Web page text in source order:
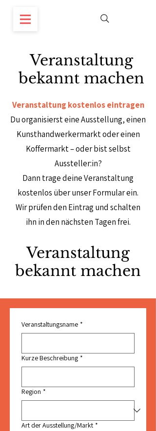
Kontakt
Veranstaltung
bekannt machen
Veranstaltung kostenlos eintragen
Du organisierst eine Ausstellung, einen
Kunsthandwerkermarkt oder einen
Koffermarkt – oder bist selbst
Aussteller:in?
Dann trage deine Veranstaltung
kostenlos über unser Formular ein.
Wir prüfen den Eintrag und schalten
ihn in den nächsten Tagen frei.
Veranstaltung
bekannt machen
Veranstaltungsname *
Kurze Beschreibung *
Region *
Art der Ausstellung/Markt *